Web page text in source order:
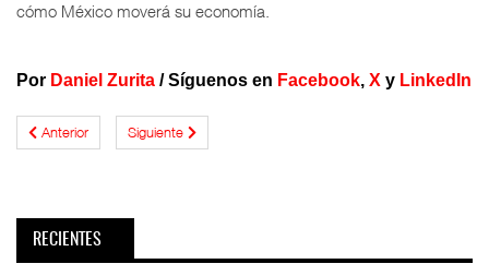
cómo México moverá su economía.
Por Daniel Zurita /Síguenos en Facebook, X y LinkedIn
Anterior Siguiente
RECIENTES